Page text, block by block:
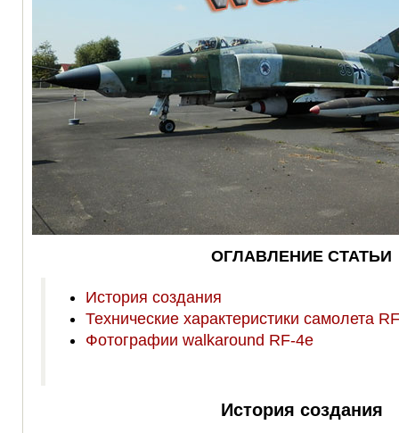
ОГЛАВЛЕНИЕ СТАТЬИ
История создания
Технические характеристики самолета
Фотографии walkaround RF-4e
История создания